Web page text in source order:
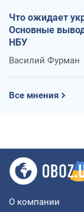
Что ожидает
Основные
НБУ
Василий Фурман
Все мнения
О компании